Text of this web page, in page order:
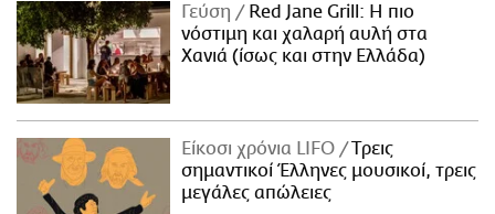
Γεύση
Red Jane Grill: Η πιο
νόστιμη και χαλαρή αυλή στα
Χανιά (ίσως και στην Ελλάδα)
Είκοσι χρόνια LIFO
Tρεις
σημαντικοί Έλληνες μουσικοί, τρεις
μεγάλες απώλειες